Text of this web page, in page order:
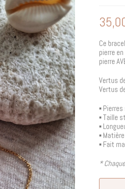
Ce
pierre
pierre
Vertus
Vertus
▪︎
▪︎ Taille
▪︎
▪︎
▪︎ Fait
*